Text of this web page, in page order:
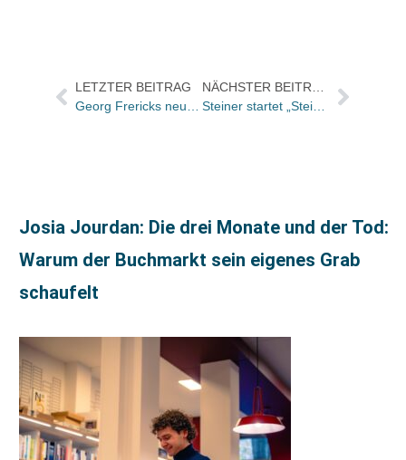
LETZTER BEITRAG
Josia Jourdan: Die drei Monate und der Tod:
Warum der Buchmarkt sein eigenes Grab
schaufelt